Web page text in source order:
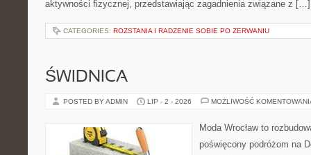
aktywności fizycznej, przedstawiając zagadnienia związane z […]
CATEGORIES: ROZSTANIA I RADZENIE SOBIE PO ZERWANIU
ŚWIDNICA
POSTED BY ADMIN LIP - 2 - 2026 MOŻLIWOŚĆ
Moda Wrocław to
poświęcony podróżom na